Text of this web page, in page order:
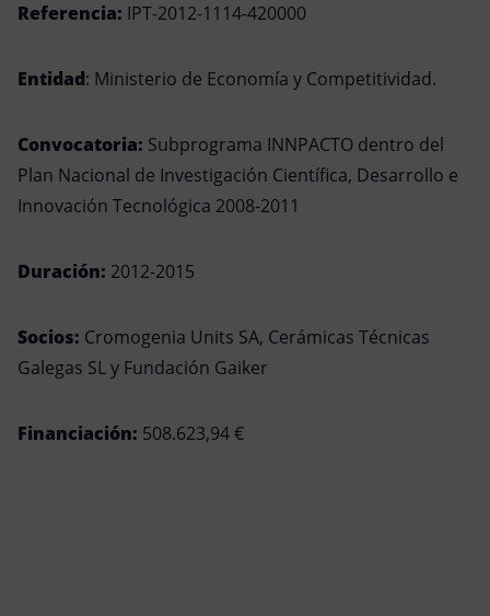
Referencia: IPT-2012-1114-420000
Entidad: Ministerio de Economía y Competitividad.
Convocatoria: Subprograma INNPACTO dentro del
Plan Nacional de Investigación Científica, Desarrollo e
Innovación Tecnológica 2008-2011
Duración: 2012-2015
Socios: Cromogenia Units SA, Cerámicas Técnicas
Galegas SL y Fundación Gaiker
Financiación: 508.623,94 €